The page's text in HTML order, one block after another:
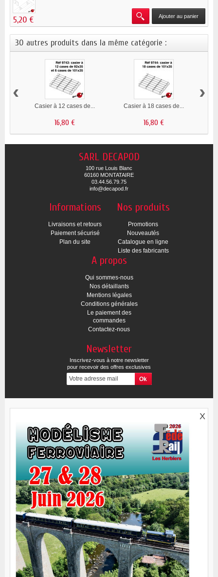
5,20 € Ajouter au panier
30 autres produits dans la même catégorie :
Casier à 12 cases de...
16,80 €
Casier à 18 cases de...
16,80 €
‹ ›
SARL DECAPOD
100 rue Louis Blanc
60160 MONTATAIRE
03.44.56.79.75
info@decapod.fr
Informations
Livraisons et retours
Paiement sécurisé
Plan du site
Nos produits
Promotions
Nouveautés
Catalogue en ligne
Liste des fabricants
A propos
Qui sommes-nous
Nos détaillants
Mentions légales
Conditions générales
Le paiement des
commandes
Contactez-nous
Newsletter
Inscrivez-vous à notre newsletter
pour recevoir des offres exclusives
X